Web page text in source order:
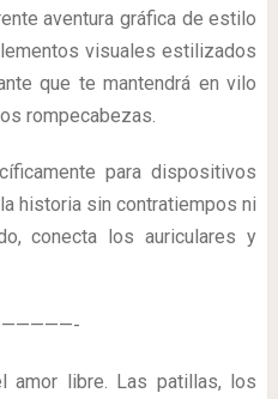
aventura gráfica de estilo
visuales estilizados
que te mantendrá en vilo
rompecabezas.
para dispositivos
historia sin contratiempos ni
conecta los auriculares y
amor libre. Las patillas, los